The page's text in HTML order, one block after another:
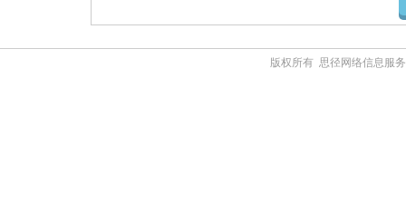
版权所有 思径网络信息服